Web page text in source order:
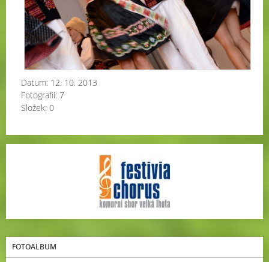
Datum: 12. 10. 2013
Fotografií: 7
Složek: 0
FOTOALBUM